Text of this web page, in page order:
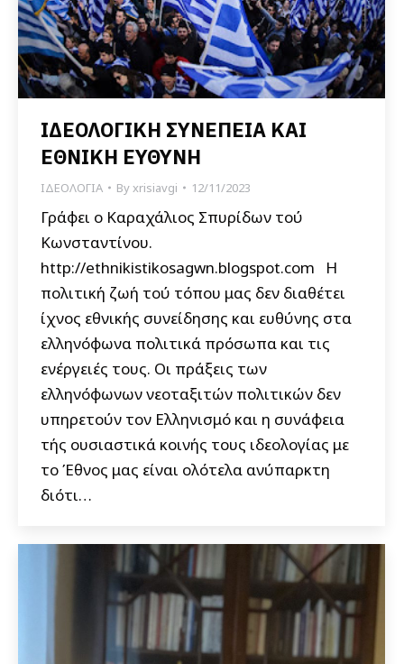
ΙΔΕΟΛΟΓΙΚΗ ΣΥΝΕΠΕΙΑ ΚΑΙ
ΕΘΝΙΚΗ ΕΥΘΥΝΗ
ΙΔΕΟΛΟΓΙΑ Byxrisiavgi 12/11/2023
Γράφει ο Καραχάλιος Σπυρίδων τού
Κωνσταντίνου.
http://ethnikistikosagwn.blogspot.com Η
πολιτική ζωή τού τόπου μας δεν διαθέτει
ίχνος εθνικής συνείδησης και ευθύνης στα
ελληνόφωνα πολιτικά πρόσωπα και τις
ενέργειές τους. Οι πράξεις των
ελληνόφωνων νεοταξιτών πολιτικών δεν
υπηρετούν τον Ελληνισμό και η συνάφεια
τής ουσιαστικά κοινής τους ιδεολογίας με
το Έθνος μας είναι ολότελα ανύπαρκτη
διότι…